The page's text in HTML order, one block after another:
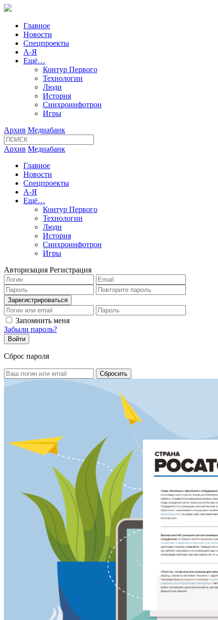
Главное
Новости
Спецпроекты
А-Я
Ещё…
Контур Первого
Технологии
Люди
История
Синхроинфотрон
Игры
Архив Медиабанк
Архив Медиабанк
Главное
Новости
Спецпроекты
А-Я
Ещё…
Контур Первого
Технологии
Люди
История
Синхроинфотрон
Игры
Авторизация Регистрация
Запомнить меня
Забыли пароль?
Сброс пароля